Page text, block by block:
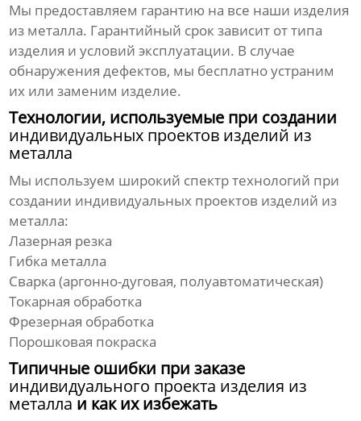
Мы предоставляем гарантию на все наши изделия
из металла. Гарантийный срок зависит от типа
изделия и условий эксплуатации. В случае
обнаружения дефектов, мы бесплатно устраним
их или заменим изделие.
Технологии, используемые при создании
индивидуальных проектов изделий из
металла
Мы используем широкий спектр технологий при
создании индивидуальных проектов изделий из
металла:
Лазерная резка
Гибка металла
Сварка (аргонно-дуговая, полуавтоматическая)
Токарная обработка
Фрезерная обработка
Порошковая покраска
Типичные ошибки при заказе
индивидуального проекта изделия из
металла и как их избежать